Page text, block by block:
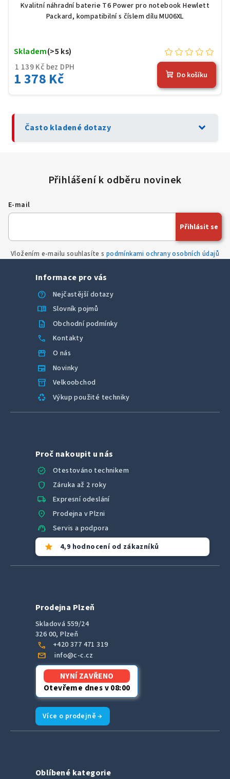
Kvalitní náhradní baterie T6 Power pro notebook Hewlett
Packard, kompatibilní s číslem dílu MU06XL
1 139 Kč bez DPH
1 378 Kč
Skladem(>5 ks)
Do košíku
Často kladené dotazy expand_more
E-mail
Vložením e-mailu souhlasíte s podmínkami ochrany osobních údajů
Přihlásit se
Informace pro vás
help
Nejčastější dotazy
menu_book Slovník pojmů
description Obchodní podmínky
call Kontakty
storefront O nás
newspaper Novinky
inventory_2 Velkoobchod
recycling Výkup použité techniky
Proč nakoupit u nás
verified
Otestováno technikem
shield Záruka až 2 roky
local_shipping Expresní odeslání
location_on Prodejna v Plzni
support_agent Servis a podpora
star 4,9 hodnocení od zákazníků
Prodejna Plzeň
Skladová 559/24
326 00, Plzeň
call +420 377 471 319
mail info@c-c.cz
NYNÍ ZAVŘENO
Otevřeme dnes v 08:00
Více o prodejně →
Oblíbené kategorie